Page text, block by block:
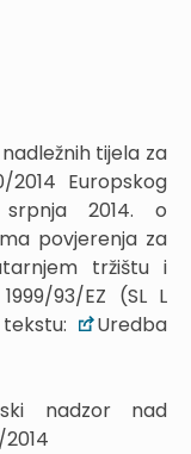
tijela za
Europskog
2014. o
povjerenja za
tržištu i
93/EZ (SL L
Uredba
nadzor nad